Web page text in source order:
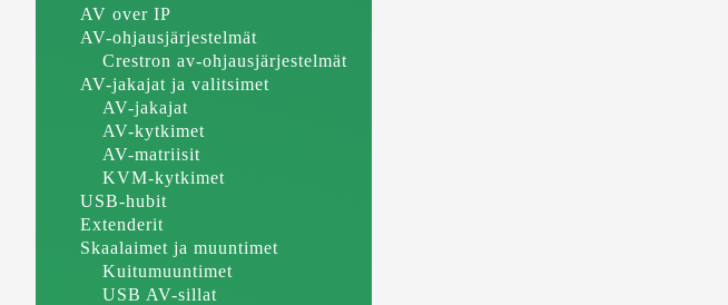
AV over IP
AV-ohjausjärjestelmät
Crestron av-ohjausjärjestelmät
AV-jakajat ja valitsimet
AV-jakajat
AV-kytkimet
AV-matriisit
KVM-kytkimet
USB-hubit
Extenderit
Skaalaimet ja muuntimet
Kuitumuuntimet
USB AV-sillat